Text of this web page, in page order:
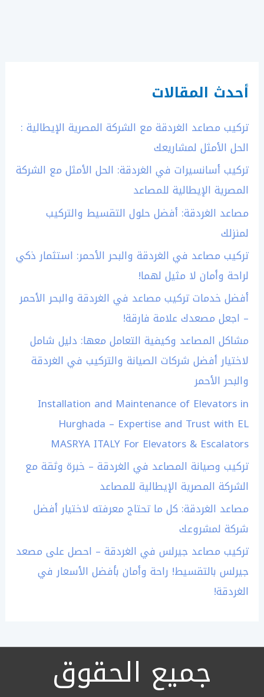
أحدث المقالات
تركيب مصاعد الغردقة مع الشركة المصرية الإيطالية :
الحل الأمثل لمشاريعك
تركيب أسانسيرات في الغردقة: الحل الأمثل مع الشركة
المصرية الإيطالية للمصاعد
مصاعد الغردقة: أفضل حلول التقسيط والتركيب
لمنزلك
تركيب مصاعد في الغردقة والبحر الأحمر: استثمار ذكي
لراحة وأمان لا مثيل لهما!
أفضل خدمات تركيب مصاعد في الغردقة والبحر الأحمر
– اجعل مصعدك علامة فارقة!
مشاكل المصاعد وكيفية التعامل معها: دليل شامل
لاختيار أفضل شركات الصيانة والتركيب في الغردقة
والبحر الأحمر
Installation and Maintenance of Elevators in
Hurghada – Expertise and Trust with EL
MASRYA ITALY For Elevators & Escalators
تركيب وصيانة المصاعد في الغردقة – خبرة وثقة مع
الشركة المصرية الإيطالية للمصاعد
مصاعد الغردقة: كل ما تحتاج معرفته لاختيار أفضل
شركة لمشروعك
تركيب مصاعد جيرلس في الغردقة – احصل على مصعد
جيرلس بالتقسيط! راحة وأمان بأفضل الأسعار في
الغردقة!
جميع الحقوق